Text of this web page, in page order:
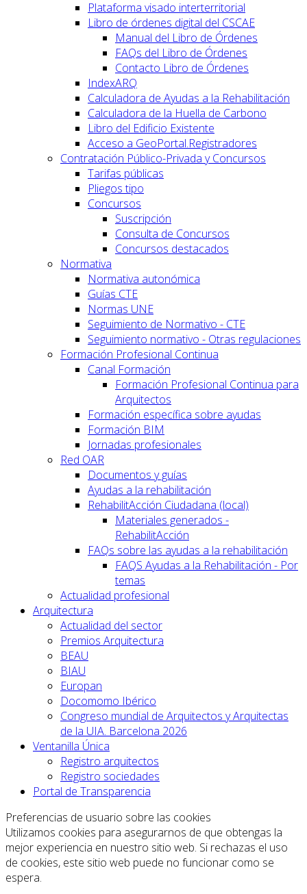
Plataforma visado interterritorial
Libro de órdenes digital del CSCAE
Manual del Libro de Órdenes
FAQs del Libro de Órdenes
Contacto Libro de Órdenes
IndexARQ
Calculadora de Ayudas a la Rehabilitación
Calculadora de la Huella de Carbono
Libro del Edificio Existente
Acceso a GeoPortal.Registradores
Contratación Público-Privada y Concursos
Tarifas públicas
Pliegos tipo
Concursos
Suscripción
Consulta de Concursos
Concursos destacados
Normativa
Normativa autonómica
Guías CTE
Normas UNE
Seguimiento de Normativo - CTE
Seguimiento normativo - Otras regulaciones
Formación Profesional Continua
Canal Formación
Formación Profesional Continua para
Arquitectos
Formación específica sobre ayudas
Formación BIM
Jornadas profesionales
Red OAR
Documentos y guías
Ayudas a la rehabilitación
RehabilitAcción Ciudadana (local)
Materiales generados -
RehabilitAcción
FAQs sobre las ayudas a la rehabilitación
FAQS Ayudas a la Rehabilitación - Por
temas
Actualidad profesional
Arquitectura
Actualidad del sector
Premios Arquitectura
BEAU
BIAU
Europan
Docomomo Ibérico
Congreso mundial de Arquitectos y Arquitectas
de la UIA. Barcelona 2026
Ventanilla Única
Registro arquitectos
Registro sociedades
Portal de Transparencia
Preferencias de usuario sobre las cookies
Utilizamos cookies para asegurarnos de que obtengas la
mejor experiencia en nuestro sitio web. Si rechazas el uso
de cookies, este sitio web puede no funcionar como se
espera.